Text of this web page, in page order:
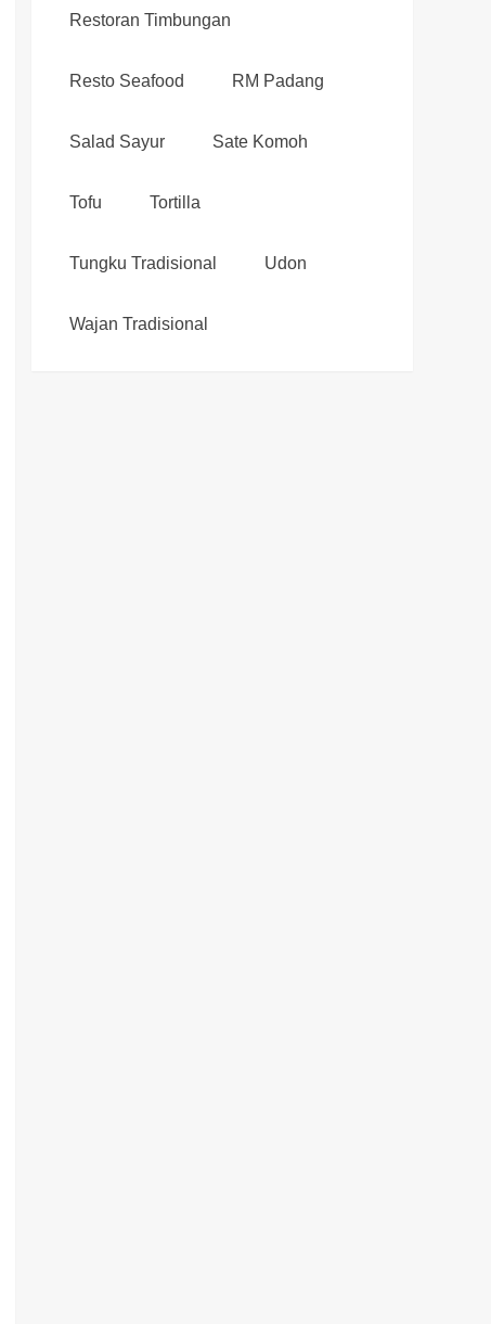
Restoran Timbungan
Resto Seafood RM Padang
Salad Sayur Sate Komoh
Tofu Tortilla
Tungku Tradisional Udon
Wajan Tradisional